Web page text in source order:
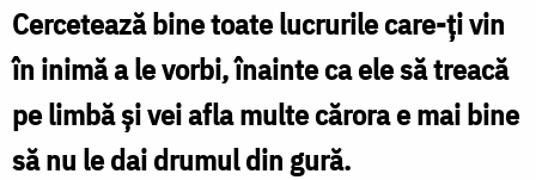
bine
să
taci,
decât
Cercetează bine toate lucrurile care-ți vin
în inimă a le vorbi, înainte ca ele să treacă
pe limbă și vei afla multe cărora e mai bine
să nu le dai drumul din gură.